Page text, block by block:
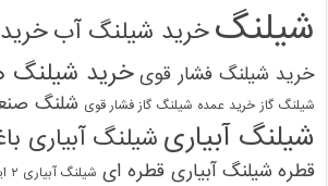
شیلنگخرید شیلنگ آب
خرید شیلنگ فشار قوی خرید شیلنگ
شیلنگ گاز خرید عمده شیلنگ گاز فشار قوی شلنگ
شیلنگ آبیاری شیلنگ آبیاری
قطره شیلنگ آبیاری قطره ای شیلنگ آبیاری ۲ اینچ شیلنگ آبیاری بارانی